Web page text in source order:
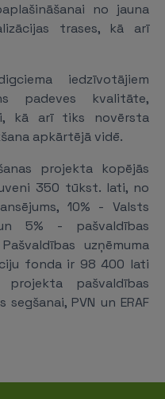
no jauna
trases, kā arī
iedzīvotājiem
padeves kvalitāte,
kā arī tiks novērsta
apkārtējā vidē.
projekta kopējās
350 tūkst. lati, no
10% - Valsts
5% - pašvaldības
uzņēmuma
fonda ir 98 400 lati
pašvaldības
PVN un ERAF